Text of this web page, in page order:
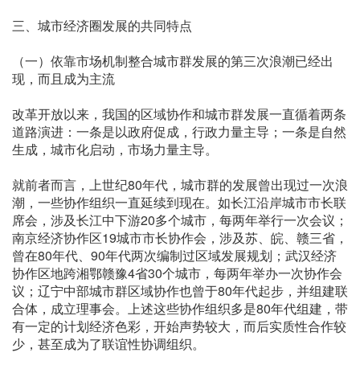
三、城市经济圈发展的共同特点
（一）依靠市场机制整合城市群发展的第三次浪潮已经出
现，而且成为主流
改革开放以来，我国的区域协作和城市群发展一直循着两条
道路演进：一条是以政府促成，行政力量主导；一条是自然
生成，城市化启动，市场力量主导。
就前者而言，上世纪80年代，城市群的发展曾出现过一次浪
潮，一些协作组织一直延续到现在。如长江沿岸城市市长联
席会，涉及长江中下游20多个城市，每两年举行一次会议；
南京经济协作区19城市市长协作会，涉及苏、皖、赣三省，
曾在80年代、90年代两次编制过区域发展规划；武汉经济
协作区地跨湘鄂赣豫4省30个城市，每两年举办一次协作会
议；辽宁中部城市群区域协作也曾于80年代起步，并组建联
合体，成立理事会。上述这些协作组织多是80年代组建，带
有一定的计划经济色彩，开始声势较大，而后实质性合作较
少，甚至成为了联谊性协调组织。